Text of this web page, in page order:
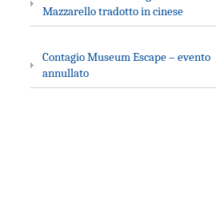
Mazzarello tradotto in cinese
Contagio Museum Escape – evento
annullato